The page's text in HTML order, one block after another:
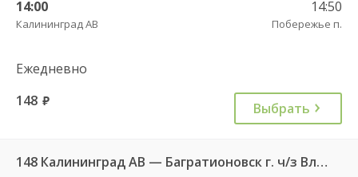
14:00
Калининград АВ
14:50
Побережье п.
Ежедневно
148 руб. Выбрать
148 Калининград АВ — Багратионовск г. ч/з Владимирово п., Славское п., Долгоруково п.